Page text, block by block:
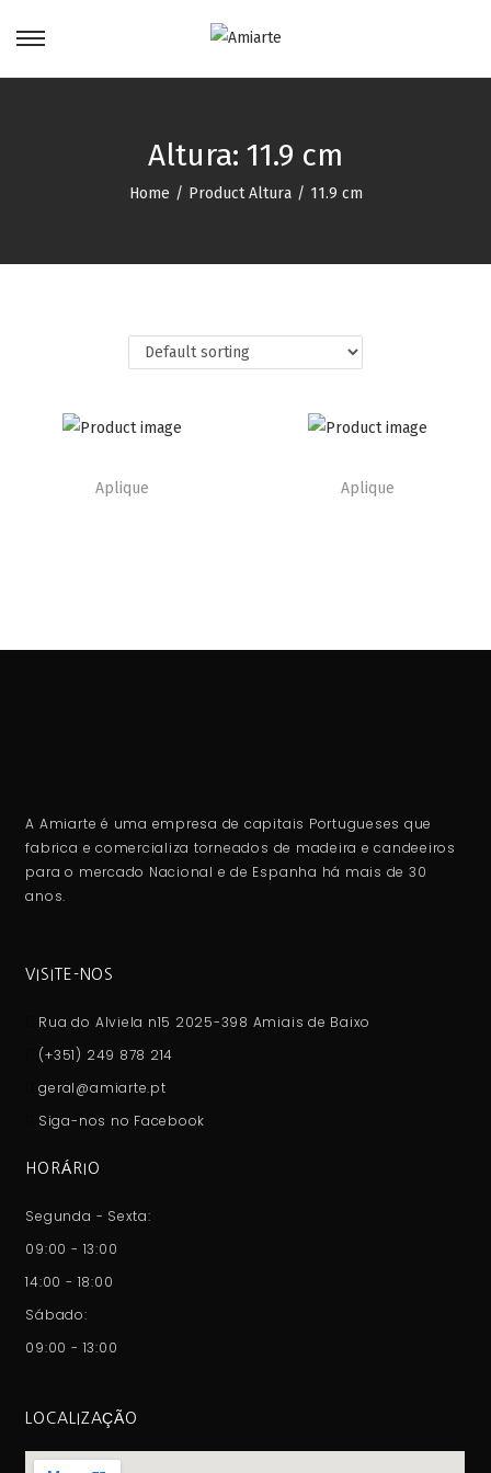
Altura: 11.9 cm
Home / Product Altura / 11.9 cm
Aplique Aplique
A Amiarte é uma empresa de capitais Portugueses que
fabrica e comercializa torneados de madeira e candeeiros
para o mercado Nacional e de Espanha há mais de 30
anos.
VISITE-NOS
Rua do Alviela n15 2025-398 Amiais de Baixo
(+351) 249 878 214
geral@amiarte.pt
Siga-nos no Facebook
HORÁRIO
Segunda - Sexta:
09:00 - 13:00
14:00 - 18:00
Sábado:
09:00 - 13:00
LOCALIZAÇÃO